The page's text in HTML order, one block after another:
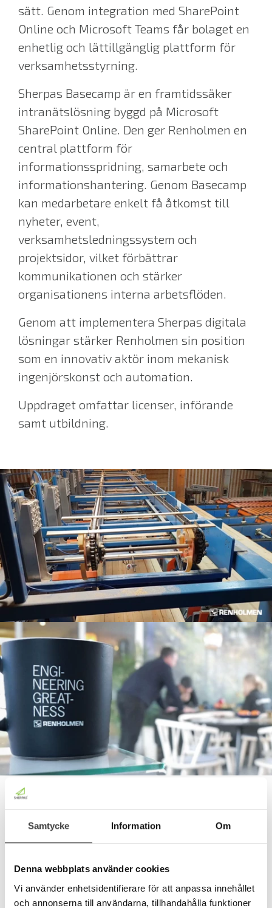
Samtycke Information Om
Denna webbplats använder cookies
Vi använder enhetsidentifierare för att anpassa innehållet
och annonserna till användarna, tillhandahålla funktioner
sätt. Genom integration med SharePoint
Online och Microsoft Teams får bolaget en
enhetlig och lättillgänglig plattform för
verksamhetsstyrning.
Sherpas Basecamp är en framtidssäker
intranätslösning byggd på Microsoft
SharePoint Online. Den ger Renholmen en
central plattform för
informationsspridning, samarbete och
informationshantering. Genom Basecamp
kan medarbetare enkelt få åtkomst till
nyheter, event,
verksamhetsledningssystem och
projektsidor, vilket förbättrar
kommunikationen och stärker
organisationens interna arbetsflöden.
Genom att implementera Sherpas digitala
lösningar stärker Renholmen sin position
som en innovativ aktör inom mekanisk
ingenjörskonst och automation.
Uppdraget omfattar licenser, införande
samt utbildning.
Om Renholmen
Renholmen konstruerar och levererar
automatiserade lösningar för
virkeshantering i projekt, samt